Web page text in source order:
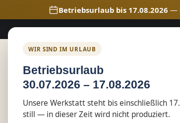
Hauptinhalt springen
Zur Suche springen
Zur Hauptnavigation springen
Betriebsurlaub bis 17.08.2026 —
WIR SIND IM URLAUB
Betriebsurlaub
30.07.2026 – 17.08.2026
Unsere Werkstatt steht bis einschließlich
still — in dieser Zeit wird nicht produziert.
Shop Vereinswelt RGZ Tessin
RGZ Tessin